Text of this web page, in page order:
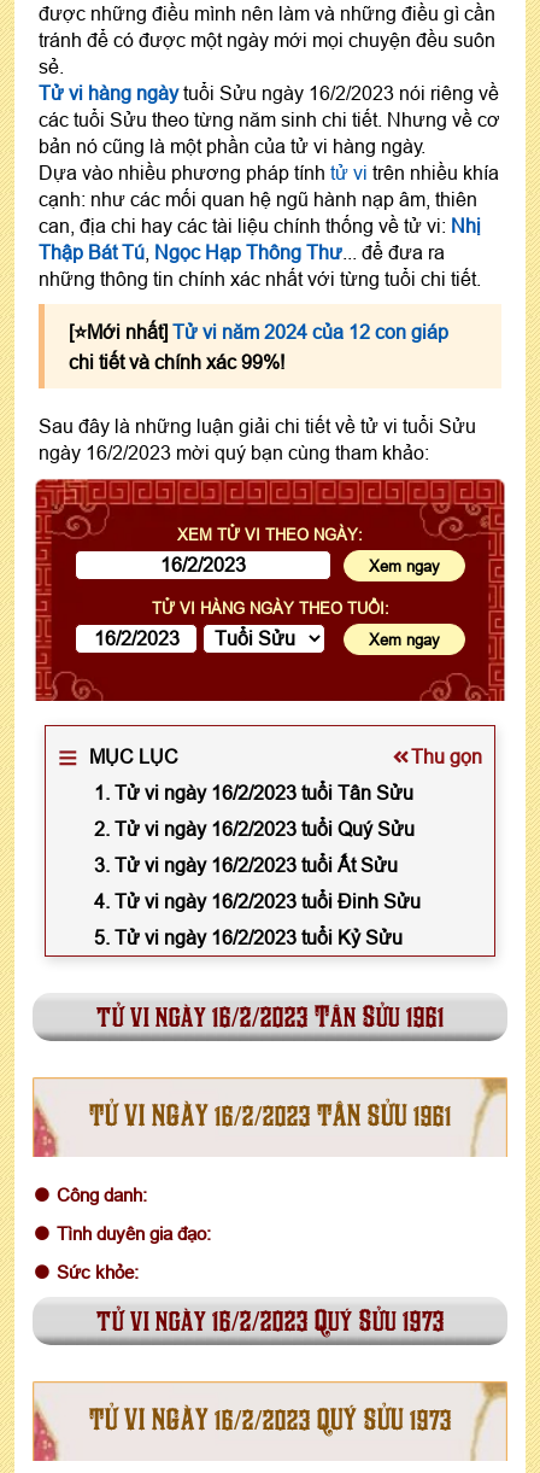
được những điều mình nên làm và những điều gì cần
tránh để có được một ngày mới mọi chuyện đều suôn
sẻ.
Tử vi hàng ngàytuổi Sửu ngày 16/2/2023 nói riêng về
các tuổi Sửu theo từng năm sinh chi tiết. Nhưng về cơ
bản nó cũng là một phần của tử vi hàng ngày.
Dựa vào nhiều phương pháp tính tử vi trên nhiều khía
cạnh: như các mối quan hệ ngũ hành nạp âm, thiên
can, địa chi hay các tài liệu chính thống về tử vi: Nhị
Thập Bát Tú Ngọc Hạp Thông Thư ... để đưa ra
những thông tin chính xác nhất với từng tuổi chi tiết.
[⭐️Mới nhất] Tử vi năm 2024 của 12 con giáp
chi tiết và chính xác 99%!
Sau đây là những luận giải chi tiết về tử vi tuổi Sửu
ngày 16/2/2023 mời quý bạn cùng tham khảo:
XEM TỬ VI THEO NGÀY:
TỬ VI HÀNG NGÀY THEO TUỔI:
MỤC LỤC
Thu gọn
1. Tử vi ngày 16/2/2023 tuổi Tân Sửu
2. Tử vi ngày 16/2/2023 tuổi Quý Sửu
3. Tử vi ngày 16/2/2023 tuổi Ất Sửu
4. Tử vi ngày 16/2/2023 tuổi Đinh Sửu
5. Tử vi ngày 16/2/2023 tuổi Kỷ Sửu
tử vi ngày 16/2/2023 Tân Sửu 1961
TỬ VI NGÀY 16/2/2023 TÂN SỬU 1961
Công danh:
Tình duyên gia đạo:
Sức khỏe:
tử vi ngày 16/2/2023 Quý Sửu 1973
TỬ VI NGÀY 16/2/2023 QUÝ SỬU 1973